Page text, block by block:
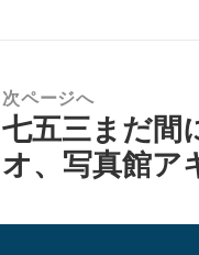
次ページへ
次
の
稿:
七五三まだ間
オ、写真館ア